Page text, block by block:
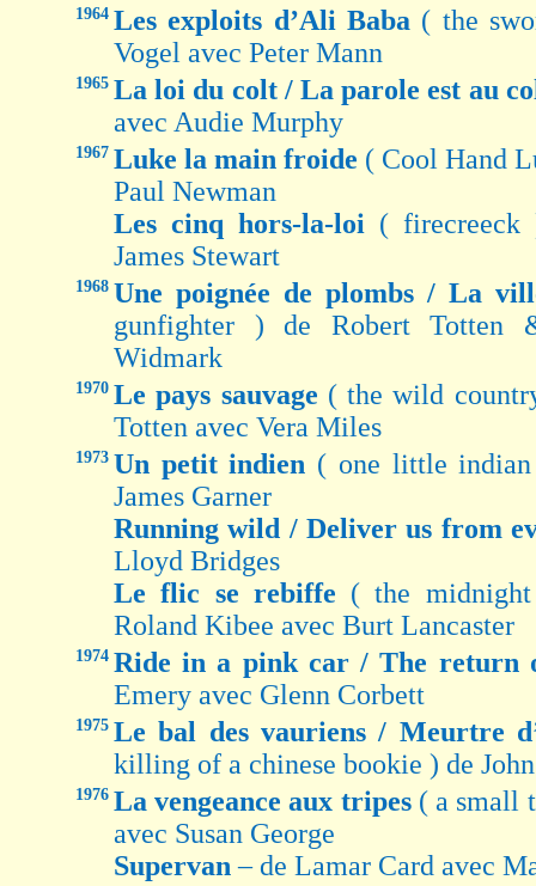
1964 Les exploits d’Ali Baba ( the
Vogel avec Peter Mann
1965 La loi du colt / La parole est au
avec Audie Murphy
1967 Luke la main froide ( Cool Hand
Paul Newman
Les cinq hors-la-loi ( firecreeck
James Stewart
1968 Une poignée de plombs / La
gunfighter ) de Robert Totten
Widmark
1970 Le pays sauvage ( the wild
Totten avec Vera Miles
1973 Un petit indien ( one little
James Garner
Running wild / Deliver us from
Lloyd Bridges
Le flic se rebiffe ( the
Roland Kibee avec Burt Lancaster
1974 Ride in a pink car / The
Emery avec Glenn Corbett
1975 Le bal des vauriens / Meurtre
killing of a chinese bookie ) de
1976 La vengeance aux tripes ( a small
avec Susan George
Supervan– de Lamar Card avec